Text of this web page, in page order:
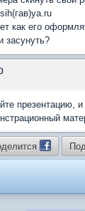
как его
засунуть?
презентацию,